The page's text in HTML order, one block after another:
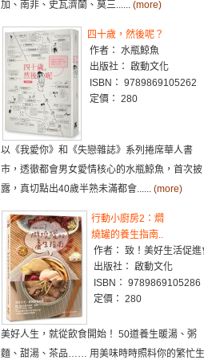
加、南非、史瓦濟蘭、莫三...... (more)
四十歲，然後呢？
作者： 水瓶鯨魚
出版社： 啟動文化
ISBN： 9789869105262
定價： 280
以《我愛你》和《失戀雜誌》系列捲席華人書
市，透徹都會男女愛情核心的水瓶鯨魚，首次披
露，真切點出40歲半熟未滿都會...... (more)
行動小廚房2：燜
燒罐的養生指南..
作者： 致！美好生活促進
出版社： 啟動文化
ISBN： 9789869105286
定價： 280
美好人生，就從飲食開始！ 50道養生暖湯、粥
麵、甜湯、茶品…… 用美味時時照料你的繁忙生